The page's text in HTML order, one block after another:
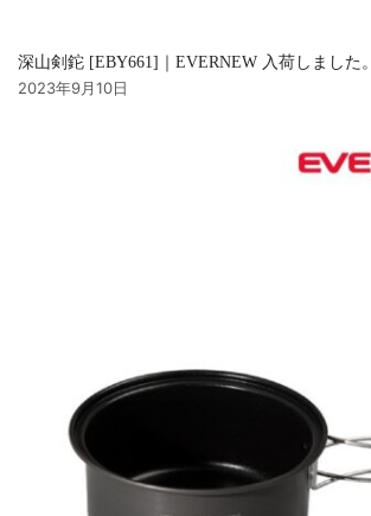
深山剣鉈 [EBY661]｜EVERNEW 入荷しました。
2023年9月10日